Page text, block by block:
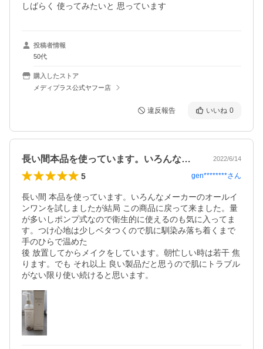
しばらく 使ってみたいと 思っています
投稿者情報
50代
購入したストア
メディプラス公式ヤフー店
違反報告 いいね 0
長い間本品を使っています。いろんなメー… 2022/6/14
5 gen********さん
長い間 本品を使っています。いろんなメーカーのオールイ
ンワンを試しましたが結局 この商品に戻って来ました。量
が多いしポンプ式なので衛生的に使えるのも気に入ってま
す。つけ心地は少しベタつくので肌に馴染み落ち着くまで
手のひらで温めた
後 放置してからメイクをしています。朝忙しい時は若干 焦
ります。でも それ以上 良い製品だと思うので肌にトラブル
がない限り使い続けると思います。